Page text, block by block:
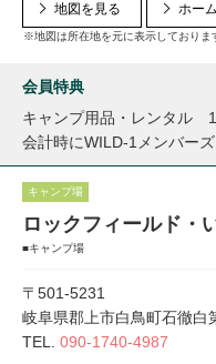
地図を見る
※地図は所在地を元に表示しておりま
ホー
会員特典
キャンプ用品・レンタル
会計時にWILD-1メンバー
キャンプ場
ロックフィールド・
■キャンプ場
〒501-5231
岐阜県郡上市白鳥町石徹白
TEL. 090-1740-4987